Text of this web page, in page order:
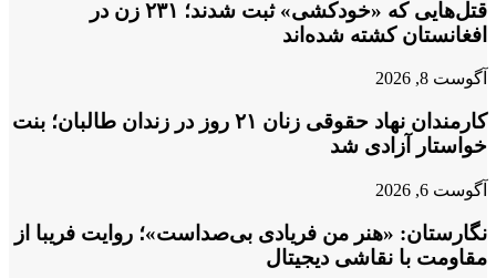
قتل‌هایی که «خودکشی» ثبت شدند؛ ۲۳۱ زن در
افغانستان کشته شده‌اند
آگوست 8, 2026
کارمندان نهاد حقوقی زنان ۲۱ روز در زندان طالبان؛ بنت
خواستار آزادی شد
آگوست 6, 2026
نگارستان: «هنر من فریادی بی‌صداست»؛ روایت فریبا از
مقاومت با نقاشی دیجیتال